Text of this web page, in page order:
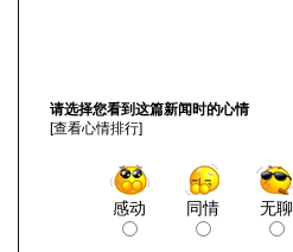
请选择您看到这篇新闻时的心情
[查看心情排行]
感动 同情 无聊